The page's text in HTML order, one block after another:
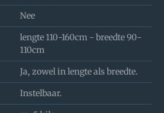
Nee
lengte 110-160cm - breedte 90-
110cm
Ja, zowel in lengte als breedte.
Instelbaar.